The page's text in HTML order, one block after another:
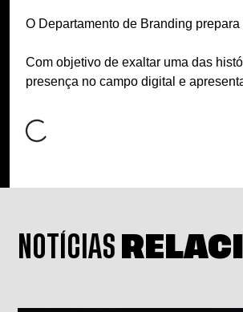
O Departamento de Branding
Com objetivo de exaltar uma das
presença no campo digital e
NOTÍCIAS